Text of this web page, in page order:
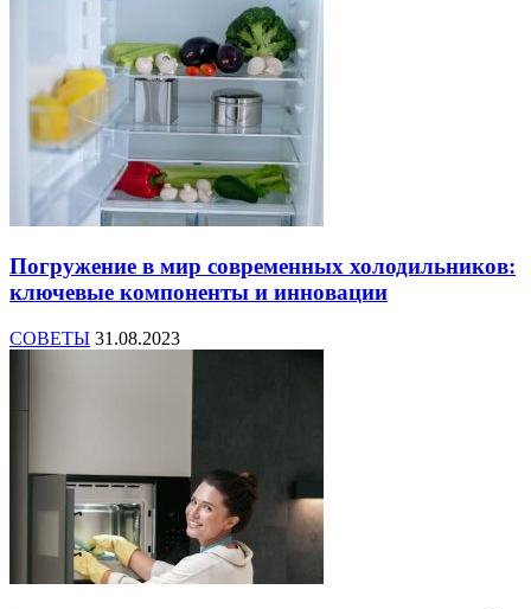
Погружение в мир современных холодильников:
ключевые компоненты и инновации
СОВЕТЫ 31.08.2023